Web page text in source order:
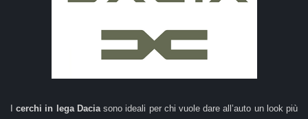
Icerchi in lega Daciasono ideali per chi vuole dare all’auto un look più